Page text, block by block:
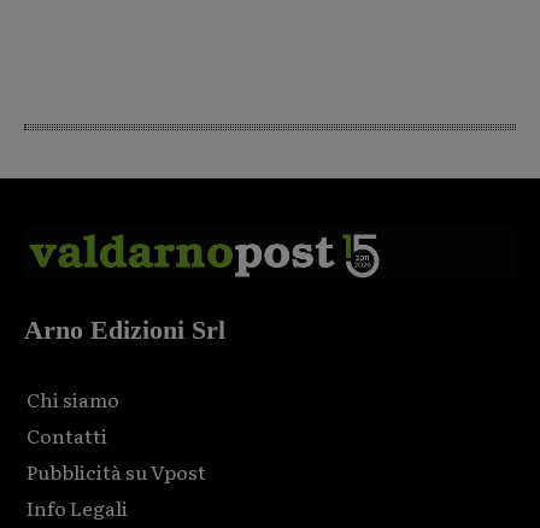
Arno Edizioni Srl
Chi siamo
Contatti
Pubblicità su Vpost
Info Legali